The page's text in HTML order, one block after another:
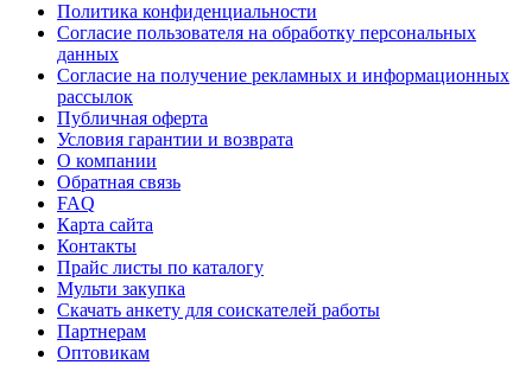
Политика конфиденциальности
Согласие пользователя на обработку персональных
данных
Согласие на получение рекламных и информационных
рассылок
Публичная оферта
Условия гарантии и возврата
О компании
Обратная связь
FAQ
Карта сайта
Контакты
Прайс листы по каталогу
Мульти закупка
Скачать анкету для соискателей работы
Партнерам
Оптовикам